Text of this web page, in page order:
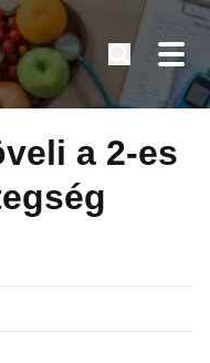
a 2-es